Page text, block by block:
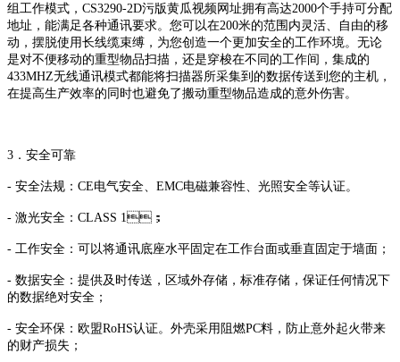
组工作模式，CS3290-2D污版黄瓜视频网址拥有高达2000个手持可分配
地址，能满足各种通讯要求。您可以在200米的范围内灵活、自由的移
动，摆脱使用长线缆束缚，为您创造一个更加安全的工作环境。无论
是对不便移动的重型物品扫描，还是穿梭在不同的工作间，集成的
433MHZ无线通讯模式都能将扫描器所采集到的数据传送到您的主机，
在提高生产效率的同时也避免了搬动重型物品造成的意外伤害。
3．安全可靠
- 安全法规：CE电气安全、EMC电磁兼容性、光照安全等认证。
- 激光安全：CLASS 1；
- 工作安全：可以将通讯底座水平固定在工作台面或垂直固定于墙面；
- 数据安全：提供及时传送，区域外存储，标准存储，保证任何情况下
的数据绝对安全；
- 安全环保：欧盟RoHS认证。外壳采用阻燃PC料，防止意外起火带来
的财产损失；